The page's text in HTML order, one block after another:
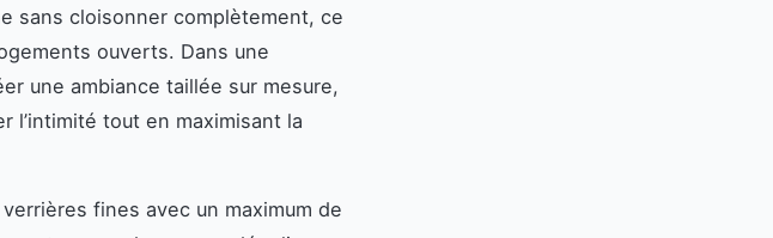
sans cloisonner complètement, ce
ouverts. Dans une
une ambiance taillée sur mesure,
l’intimité tout en maximisant la
fines avec un maximum de